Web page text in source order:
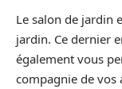
Le salon de jardin
jardin. Ce dernier
également vous
compagnie de vos